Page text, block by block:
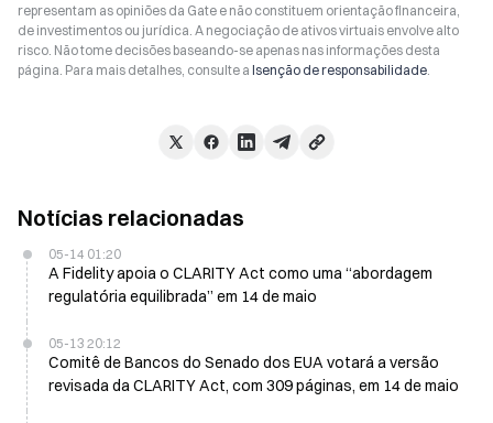
representam as opiniões da Gate e não constituem orientação financeira,
de investimentos ou jurídica. A negociação de ativos virtuais envolve alto
risco. Não tome decisões baseando-se apenas nas informações desta
página. Para mais detalhes, consulte a Isenção de responsabilidade.
Notícias relacionadas
05-14 01:20
A Fidelity apoia o CLARITY Act como uma “abordagem
regulatória equilibrada” em 14 de maio
05-13 20:12
Comitê de Bancos do Senado dos EUA votará a versão
revisada da CLARITY Act, com 309 páginas, em 14 de maio